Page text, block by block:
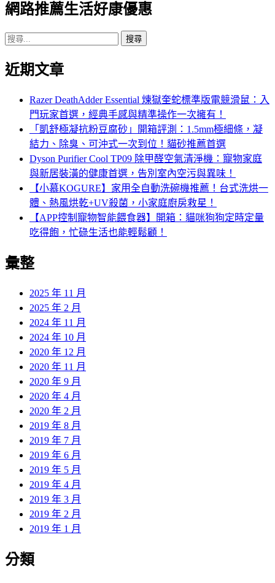
覽
網路推薦生活好康優惠
搜
關
近期文章
Razer DeathAdder Essential 煉獄奎蛇標準版電競滑鼠：入
門玩家首選，經典手感與精準操作一次擁有！
「凱舒極凝抗粉豆腐砂」開箱評測：1.5mm極細條，凝
結力、除臭、可沖式一次到位！貓砂推薦首選
Dyson Purifier Cool TP09 除甲醛空氣清淨機：寵物家庭
與新居裝潢的健康首選，告別室內空污與異味！
【小慕KOGURE】家用全自動洗碗機推薦！台式洗烘一
體、熱風烘乾+UV殺菌，小家庭廚房救星！
【APP控制寵物智能餵食器】開箱：貓咪狗狗定時定量
吃得飽，忙碌生活也能輕鬆顧！
彙整
2025 年 11 月
2025 年 2 月
2024 年 11 月
2024 年 10 月
2020 年 12 月
2020 年 11 月
2020 年 9 月
2020 年 4 月
2020 年 2 月
2019 年 8 月
2019 年 7 月
2019 年 6 月
2019 年 5 月
2019 年 4 月
2019 年 3 月
2019 年 2 月
2019 年 1 月
分類